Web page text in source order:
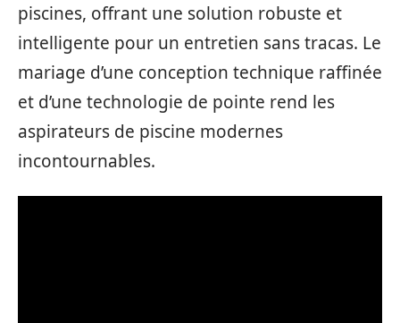
piscines, offrant une solution robuste et
intelligente pour un entretien sans tracas. Le
mariage d’une conception technique raffinée
et d’une technologie de pointe rend les
aspirateurs de piscine modernes
incontournables.